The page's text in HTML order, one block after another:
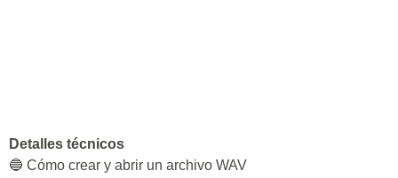
Detalles técnicos
🔵 Cómo crear y abrir un archivo WAV